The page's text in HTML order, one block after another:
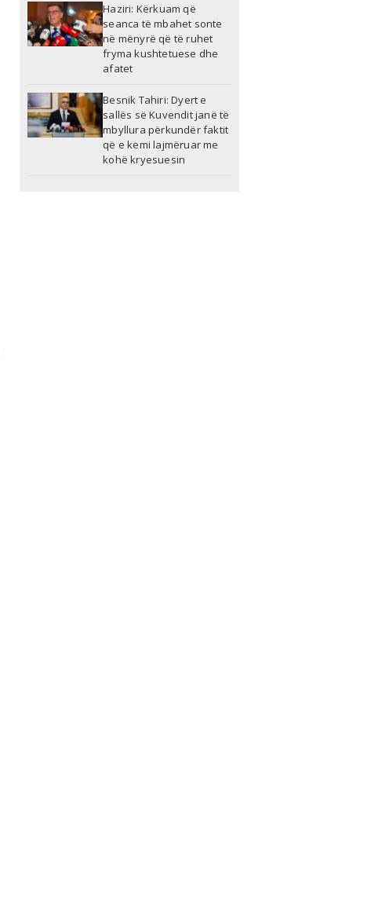
Haziri: Kërkuam që
seanca të mbahet sonte
në mënyrë që të ruhet
fryma kushtetuese dhe
afatet
Besnik Tahiri: Dyert e
sallës së Kuvendit janë të
mbyllura përkundër faktit
që e kemi lajmëruar me
kohë kryesuesin